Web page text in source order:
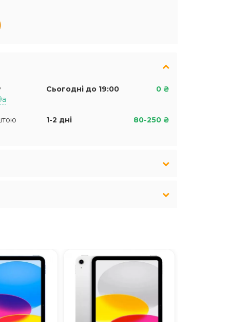
Сьогодні до 19:00 0 ₴
1-2 дні 80-250 ₴